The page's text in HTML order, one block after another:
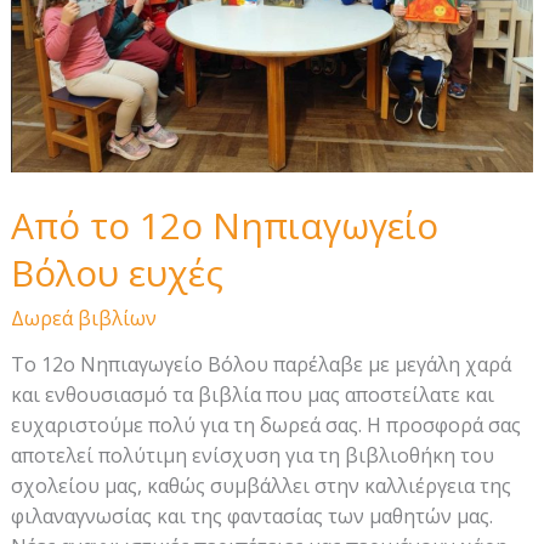
Από το 12ο Νηπιαγωγείο
Βόλου ευχές
Δωρεά βιβλίων
Το 12ο Νηπιαγωγείο Βόλου παρέλαβε με μεγάλη χαρά
και ενθουσιασμό τα βιβλία που μας αποστείλατε και
ευχαριστούμε πολύ για τη δωρεά σας. Η προσφορά σας
αποτελεί πολύτιμη ενίσχυση για τη βιβλιοθήκη του
σχολείου μας, καθώς συμβάλλει στην καλλιέργεια της
φιλαναγνωσίας και της φαντασίας των μαθητών μας.